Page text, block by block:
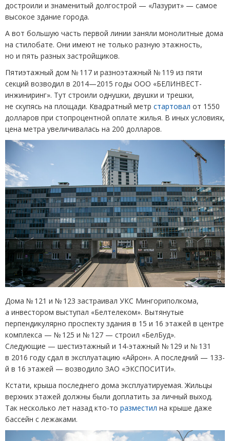
достроили и знаменитый долгострой — «Лазурит» — самое
высокое здание города.
А вот большую часть первой линии заняли монолитные дома
на стилобате. Они имеют не только разную этажность,
но и пять разных застройщиков.
Пятиэтажный дом № 117 и разноэтажный № 119 из пяти
секций возводил в 2014—2015 годы ООО «БЕЛИНВЕСТ-
инжиниринг». Тут строили однушки, двушки и трешки,
не скупясь на площади. Квадратный метр стартовал от 1550
долларов при стопроцентной оплате жилья. В иных условиях,
цена метра увеличивалась на 200 долларов.
Дома № 121 и № 123 застраивал УКС Мингориполкома,
а инвестором выступал «Белтелеком». Вытянутые
перпендикулярно проспекту здания в 15 и 16 этажей в центре
комплекса — № 125 и № 127 — строил «БелБуд».
Следующие — шестиэтажный и 14-этажный № 129 и № 131
в 2016 году сдал в эксплуатацию «Айрон». А последний — 133-
й в 16 этажей — возводило ЗАО «ЭКСПОСИТИ».
Кстати, крыша последнего дома эксплуатируемая. Жильцы
верхних этажей должны были доплатить за личный выход.
Так несколько лет назад кто-то разместил на крыше даже
бассейн с лежаками.